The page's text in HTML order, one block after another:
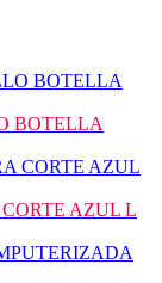
BOTELLA
AZUL L